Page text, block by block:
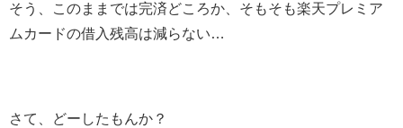
そう、このままでは完済どころか、そもそも楽天プレミア
ムカードの借入残高は減らない…
さて、どーしたもんか？